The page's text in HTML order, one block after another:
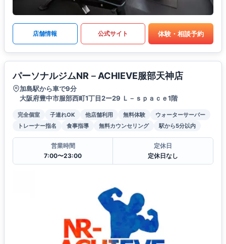
店舗情報 公式サイト 体験・相談予約
パーソナルジムNR－ACHIEVE服部天神店
加島駅から車で9分
大阪府豊中市服部西町1丁目2ー29 Ｌ－ｓｐａｃｅ1階
完全個室 子連れOK 他店舗利用 無料体験
ウォーターサーバー
トレーナー指名
食事指導 無料カウンセリング 駅から5分以内
営業時間
7:00〜23:00
定休日
定休日なし